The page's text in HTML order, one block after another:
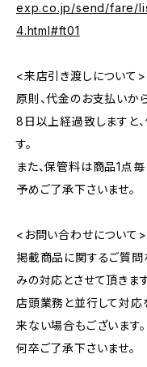
exp.co.jp/send/fare/
4.html#ft01
<来店引き渡しについて>
原則、代金のお支払いか
8日以上経過致しますと
す。
また、保管料は商品1点
予めご了承下さいませ。
<お問い合わせについて>
掲載商品に関するご質問
みの対応とさせて頂きます
店頭業務と並行して対応
来ない場合もございます。
何卒ご了承下さいませ。